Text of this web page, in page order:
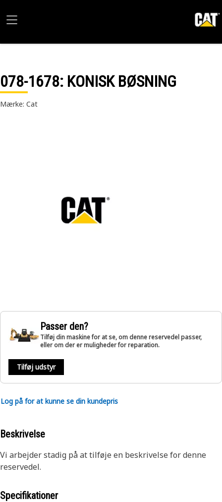
078-1678: KONISK BØSNING
Mærke: Cat
Passer den?
Tilføj din maskine for at se, om denne reservedel passer,
eller om der er muligheder for reparation.
Tilføj udstyr
Log på for at kunne se din kundepris
Beskrivelse
Vi arbejder stadig på at tilføje en beskrivelse for denne
reservedel.
Specifikationer